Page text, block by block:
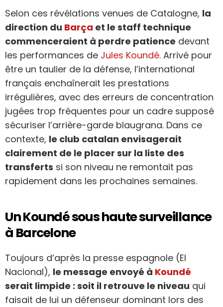
Selon ces révélations venues de Catalogne, la
direction du Barça et le staff technique
commenceraient à perdre patience devant
les performances de Jules Koundé. Arrivé pour
être un taulier de la défense, l’international
français enchaînerait les prestations
irrégulières, avec des erreurs de concentration
jugées trop fréquentes pour un cadre supposé
sécuriser l’arrière-garde blaugrana. Dans ce
contexte, le club catalan envisagerait
clairement de le placer sur la liste des
transferts si son niveau ne remontait pas
rapidement dans les prochaines semaines.
Un Koundé sous haute surveillance
à Barcelone
Toujours d’après la presse espagnole (El
Nacional), le message envoyé à Koundé
serait limpide : soit il retrouve le niveau qui
faisait de lui un défenseur dominant lors des